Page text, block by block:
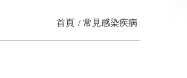
首頁 常見感染疾病